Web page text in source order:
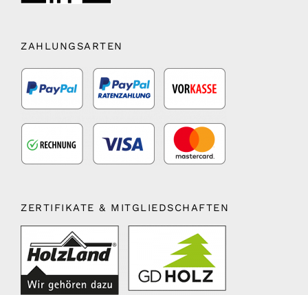
ZAHLUNGSARTEN
ZERTIFIKATE & MITGLIEDSCHAFTEN